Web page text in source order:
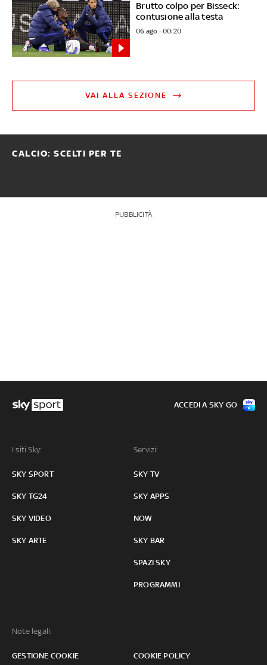
Brutto colpo per Bisseck:
contusione alla testa
06 ago - 00:20
VAI ALLA SEZIONE
CALCIO: SCELTI PER TE
PUBBLICITÀ
I siti Sky:
SKY SPORT
SKY TG24
SKY VIDEO
SKY ARTE
Servizi:
SKY TV
SKY APPS
NOW
SKY BAR
SPAZI SKY
PROGRAMMI
Note legali:
GESTIONE COOKIE COOKIE POLICY
ACCEDI A SKY GO